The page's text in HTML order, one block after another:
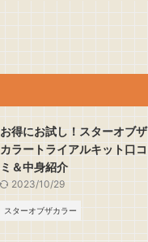
お得にお試し！スターオブザ
カラートライアルキット口コ
ミ＆中身紹介
2023/10/29
スターオブザカラー